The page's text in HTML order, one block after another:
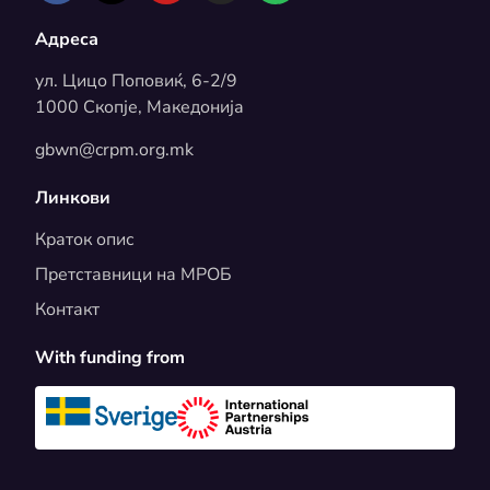
Адреса
ул. Цицо Поповиќ, 6-2/9
1000 Скопје, Македонија
gbwn@crpm.org.mk
Линкови
Краток опис
Претставници на МРОБ
Контакт
With funding from